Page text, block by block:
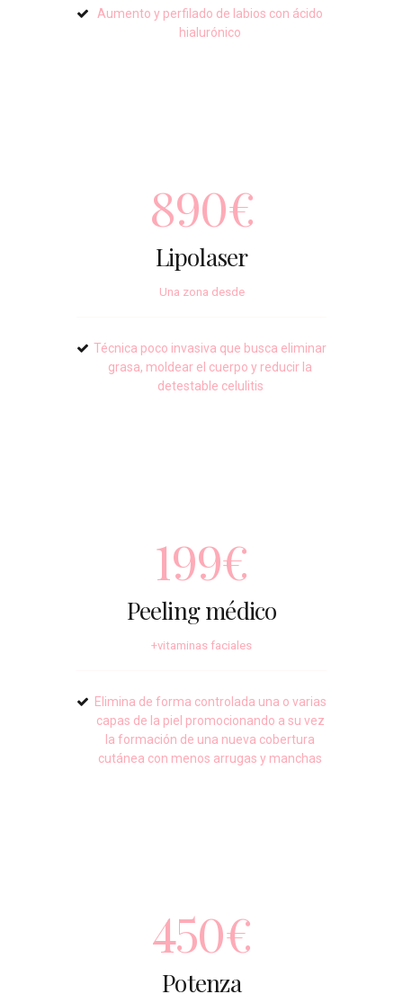
Aumento y perfilado de labios con ácido
hialurónico
890€
Lipolaser
Una zona desde
Técnica poco invasiva que busca eliminar
grasa, moldear el cuerpo y reducir la
detestable celulitis
199€
Peeling médico
+vitaminas faciales
Elimina de forma controlada una o varias
capas de la piel promocionando a su vez
la formación de una nueva cobertura
cutánea con menos arrugas y manchas
450€
Potenza